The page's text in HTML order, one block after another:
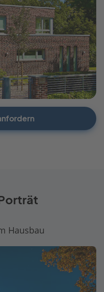
Hausbau